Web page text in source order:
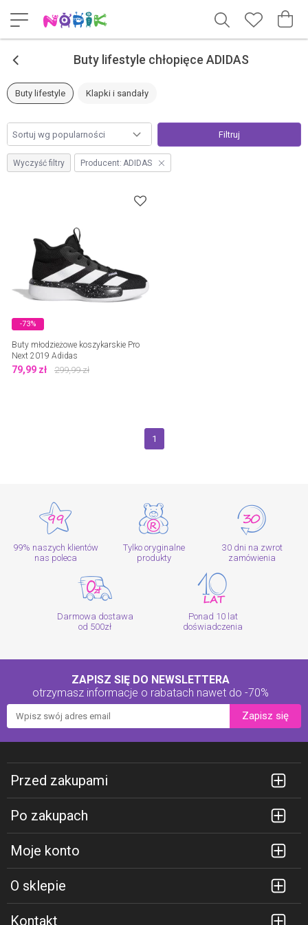
< Buty lifestyle chłopięce ADIDAS
Buty lifestyle Klapki i sandały
Filtruj
Wyczyść filtry Producent: ADIDAS
-73%
Buty młodzieżowe koszykarskie Pro
Next 2019 Adidas
79,99 zł 299,99zł
1
99% naszych klientów
nas poleca
Tylko oryginalne
produkty
30 dni na zwrot
zamówienia
Darmowa dostawa
od 500zł
Ponad 10 lat
doświadczenia
ZAPISZ SIĘ DO NEWSLETTERA
otrzymasz informacje o rabatach nawet do -70%
Zapisz się
Przed zakupami
Po zakupach
Moje konto
O sklepie
Kontakt